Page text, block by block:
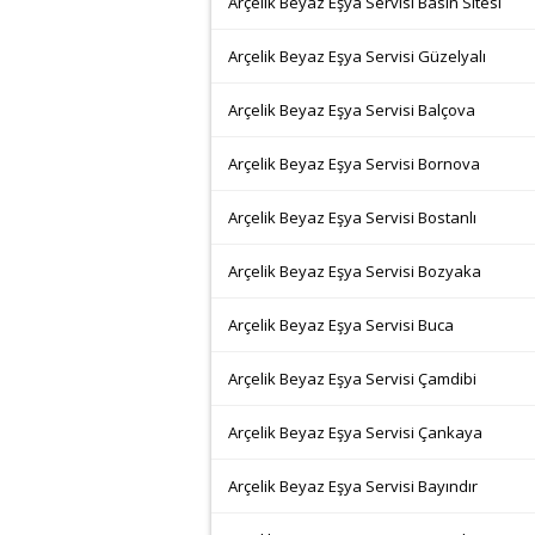
Arçelik Beyaz Eşya Servisi Güzelyalı
Arçelik Beyaz Eşya Servisi Balçova
Arçelik Beyaz Eşya Servisi Bornova
Arçelik Beyaz Eşya Servisi Bostanlı
Arçelik Beyaz Eşya Servisi Bozyaka
Arçelik Beyaz Eşya Servisi Buca
Arçelik Beyaz Eşya Servisi Çamdibi
Arçelik Beyaz Eşya Servisi Çankaya
Arçelik Beyaz Eşya Servisi Bayındır